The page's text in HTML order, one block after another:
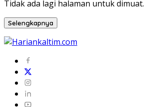
Tidak ada lagi halaman untuk dimuat.
Selengkapnya